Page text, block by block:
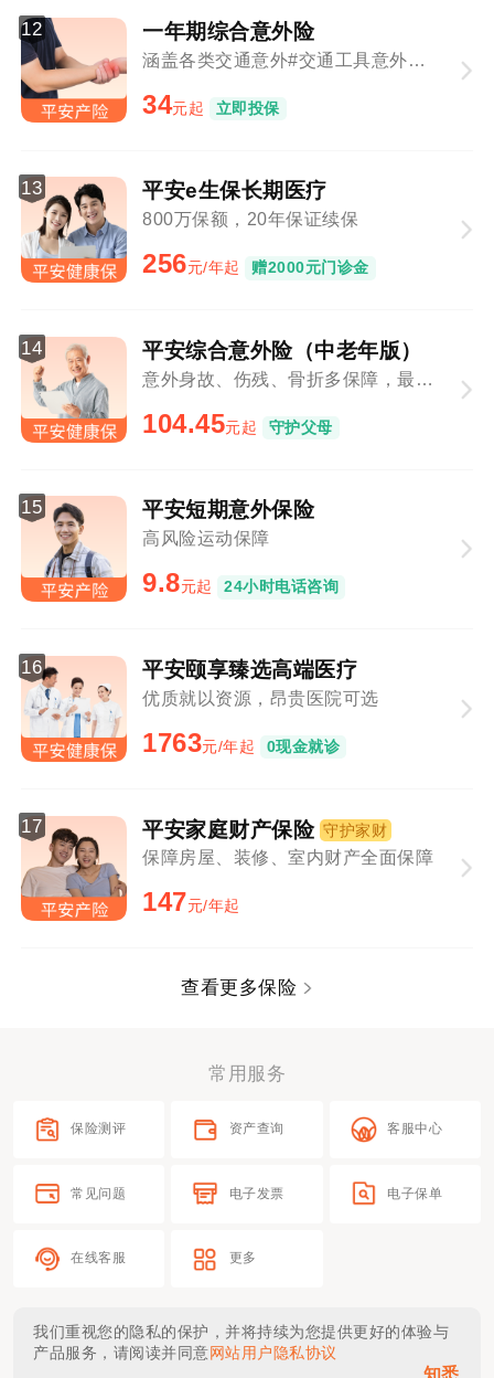
12 一年期综合意外险
涵盖各类交通意外#交通工具意外与意外事故叠加赔付
34元起 立即投保
13 平安e生保长期医疗
800万保额，20年保证续保
256元/年起 赠2000元门诊金
14 平安综合意外险（中老年版）
意外身故、伤残、骨折多保障，最高80周岁可投
104.45元起 守护父母
15 平安短期意外保险
高风险运动保障
9.8元起 24小时电话咨询
16 平安颐享臻选高端医疗
优质就以资源，昂贵医院可选
1763元/年起 0现金就诊
17 平安家庭财产保险 守护家财
保障房屋、装修、室内财产全面保障
147元/年起
查看更多保险
常用服务
保险测评 资产查询 客服中心
常见问题 电子发票 电子保单
在线客服 更多
我们重视您的隐私的保护，并将持续为您提供更好的体验与
产品服务，请阅读并同意网站用户隐私协议